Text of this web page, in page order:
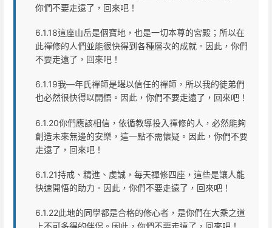
你們不要走遠了，回來吧！
6.1.18這座山岳是個寶地，也是一切本尊的宮殿；所以在
此禪修的人們並能很快得到各種層次的成就。因此，你們
不要走遠了，回來吧！
6.1.19我—年氏禪師是堪以信任的禪師，所以我的徒弟們
也必然很快得以開悟。因此，你們不要走遠了，回來吧！
6.1.20你們應該相信，依循教導投入禪修的人，必然能夠
創造未來無邊的安樂，這一點不需懷疑。因此，你們不要
走遠了，回來吧！
6.1.21持戒、精進、虔誠，每天禪修四座，這些是讓人能
快速開悟的助力。因此，你們不要走遠了，回來吧！
6.1.22此地的同學都是合格的修心者，是你們在大乘之道
上不可多得的伴侶。因此，你們不要走遠了，回來吧！